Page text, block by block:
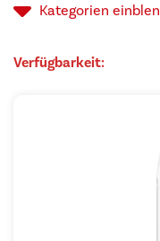
Kategorien
Verfügbarkeit: